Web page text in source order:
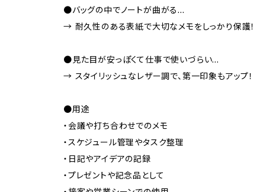
●バッグの中でノートが曲がる…
→ 耐久性のある表紙で大切なメモをしっかり保護！
●見た目が安っぽくて仕事で使いづらい…
→ スタイリッシュなレザー調で、第一印象もアップ！
●用途
・会議や打ち合わせでのメモ
・スケジュール管理やタスク整理
・日記やアイデアの記録
・プレゼントや記念品として